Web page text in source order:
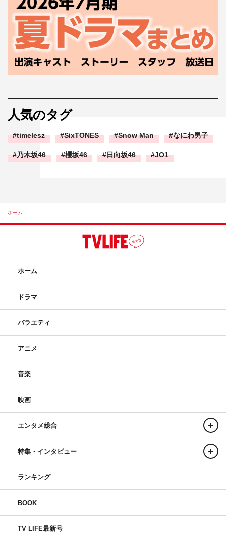
人気のタグ
timelesz SixTONES Snow Man なにわ男子
乃木坂46 櫻坂46 日向坂46 JO1
ホーム
ホーム
ドラマ
バラエティ
アニメ
音楽
映画
エンタメ総合
特集・インタビュー
ランキング
BOOK
TV LIFE最新号